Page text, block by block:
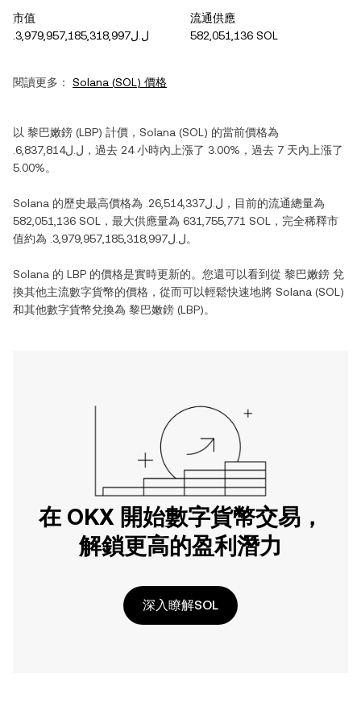
市值
.ل.ل3,979,957,185,318,997
流通供應
582,051,136 SOL
閱讀更多： Solana (SOL) 價格
以 黎巴嫩鎊 (LBP) 計價， Solana (SOL ) 的當前價格為
.ل.ل6,837,814 ，過去 24 小時內 上漲了 3.00% ，過去 7 天內 上漲了
5.00%。
Solana 的歷史最高價格為 .ل.ل26,514,337 ，目前的流通總量為
582,051,136 SOL
，最大供應量為 631,755,771 SOL
，完全稀釋市
值約為
.ل.ل3,979,957,185,318,997。
Solana 的 LBP 的價格是實時更新的。您還可以看到從 黎巴嫩鎊 兌
換其他主流數字貨幣的價格，從而可以輕鬆快速地將 Solana (SOL )
和其他數字貨幣兌換為 黎巴嫩鎊 (LBP)。
在 OKX 開始數字貨幣交易，
解鎖更高的盈利潛力
深入瞭解SOL